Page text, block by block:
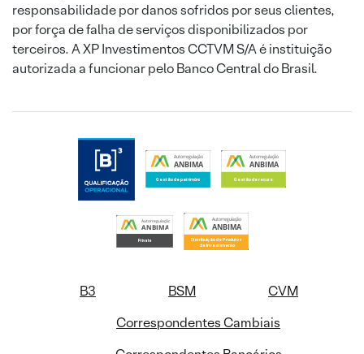
responsabilidade por danos sofridos por seus clientes,
por força de falha de serviços disponibilizados por
terceiros. A XP Investimentos CCTVM S/A é instituição
autorizada a funcionar pelo Banco Central do Brasil.
B3 BSM
CVM
Correspondentes Cambiais